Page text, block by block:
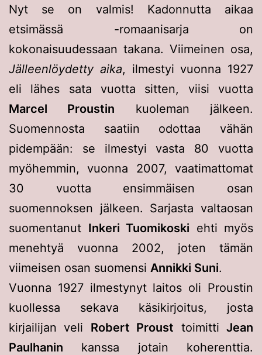
Nyt se on valmis! Kadonnutta aikaa
etsimässä -romaanisarja on
kokonaisuudessaan takana. Viimeinen osa,
Jälleenlöydetty aika, ilmestyi vuonna 1927
eli lähes sata vuotta sitten, viisi vuotta
Marcel Proustin kuoleman jälkeen.
Suomennosta saatiin odottaa vähän
pidempään: se ilmestyi vasta 80 vuotta
myöhemmin, vuonna 2007, vaatimattomat
30 vuotta ensimmäisen osan
suomennoksen jälkeen. Sarjasta valtaosan
suomentanut Inkeri Tuomikoski ehti myös
menehtyä vuonna 2002, joten tämän
viimeisen osan suomensi Annikki Suni.
Vuonna 1927 ilmestynyt laitos oli Proustin
kuollessa sekava käsikirjoitus, josta
kirjailijan veli Robert Proust toimittiJean
Paulhanin kanssa jotain koherenttia.